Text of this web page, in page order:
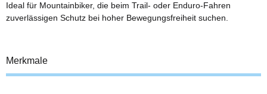
Ideal für Mountainbiker, die beim Trail- oder Enduro-Fahren
zuverlässigen Schutz bei hoher Bewegungsfreiheit suchen.
Merkmale